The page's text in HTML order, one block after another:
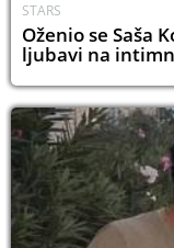
STARS
Oženio se Saša
ljubavi na